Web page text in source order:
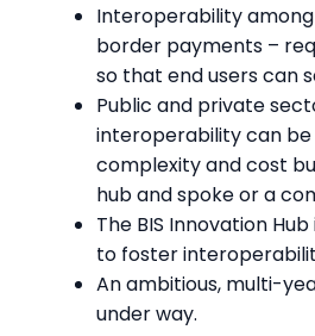
Interoperability
border payments –
so that end users can
Public and private
interoperability can be
complexity and cost
hub and spoke or a
The BIS Innovation
to foster
An ambitious, multi-
under way.